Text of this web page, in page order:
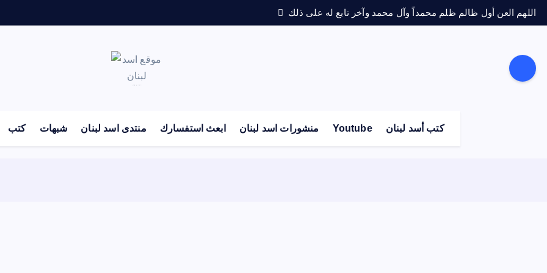
اللهم العن أول ظالم ظلم محمداً وآل محمد وآخر تابع له على ذلك
كتب شبهات منتدى اسد لبنان ابعث استفسارك منشورات اسد لبنان Youtube كتب أسد لبنان